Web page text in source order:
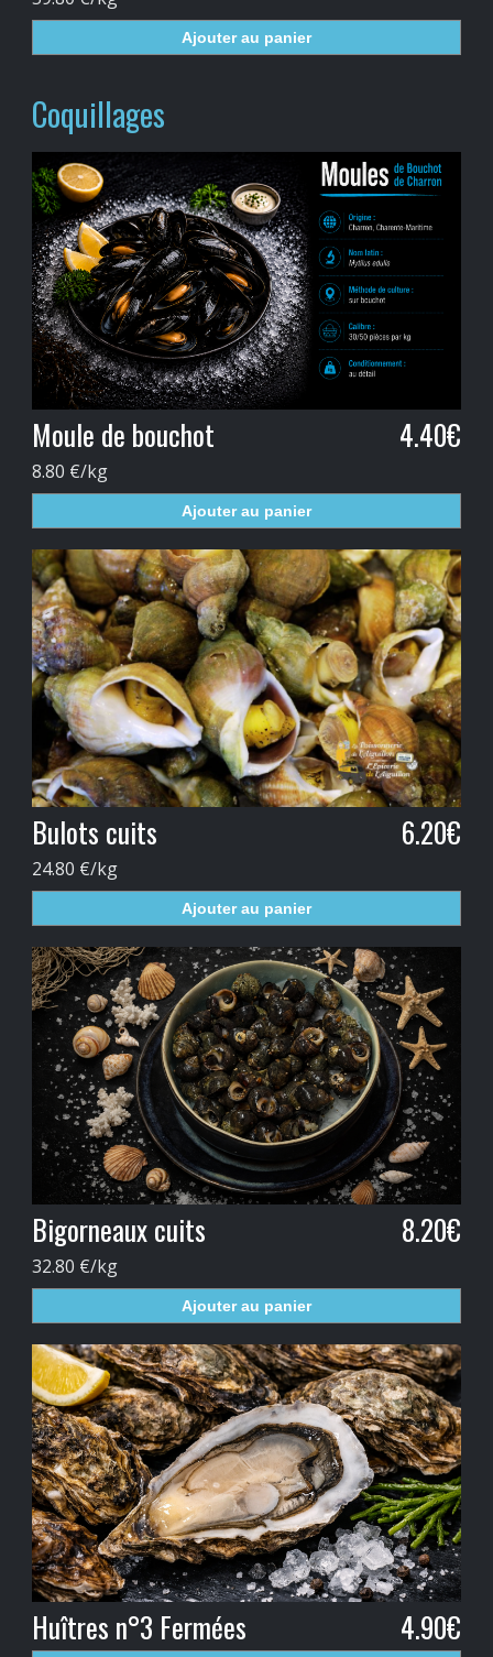
Ajouter au panier
Coquillages
4.40€
Moule de bouchot
8.80 €/kg
Ajouter au panier
6.20€
Bulots cuits
24.80 €/kg
Ajouter au panier
8.20€
Bigorneaux cuits
32.80 €/kg
Ajouter au panier
4.90€
Huîtres n°3 Fermées